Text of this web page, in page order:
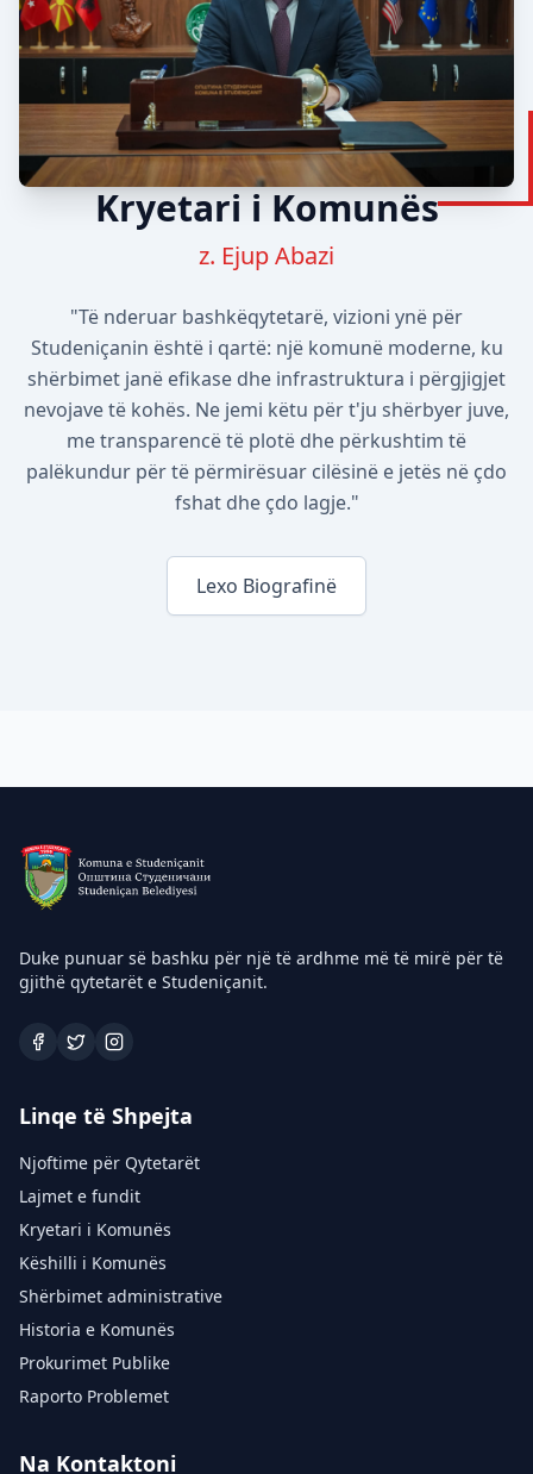
Kryetari i Komunës
z. Ejup Abazi
"Të nderuar bashkëqytetarë, vizioni ynë për
Studeniçanin është i qartë: një komunë moderne, ku
shërbimet janë efikase dhe infrastruktura i përgjigjet
nevojave të kohës. Ne jemi këtu për t'ju shërbyer juve,
me transparencë të plotë dhe përkushtim të
palëkundur për të përmirësuar cilësinë e jetës në çdo
fshat dhe çdo lagje."
Lexo Biografinë
Duke punuar së bashku për një të ardhme më të mirë për të
gjithë qytetarët e Studeniçanit.
Linqe të Shpejta
Njoftime për Qytetarët
Lajmet e fundit
Kryetari i Komunës
Këshilli i Komunës
Shërbimet administrative
Historia e Komunës
Prokurimet Publike
Raporto Problemet
Na Kontaktoni